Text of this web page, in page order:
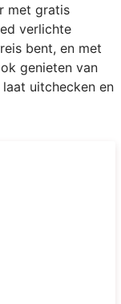
met gratis
verlichte
bent, en met
genieten van
uitchecken en